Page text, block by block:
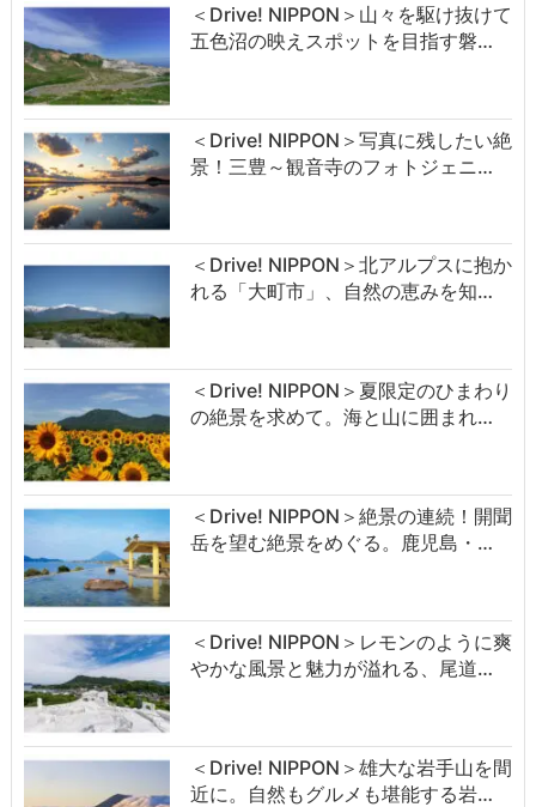
＜Drive! NIPPON＞山々を駆け抜けて
五色沼の映えスポットを目指す磐…
＜Drive! NIPPON＞写真に残したい絶
景！三豊～観音寺のフォトジェニ…
＜Drive! NIPPON＞北アルプスに抱か
れる「大町市」、自然の恵みを知…
＜Drive! NIPPON＞夏限定のひまわり
の絶景を求めて。海と山に囲まれ…
＜Drive! NIPPON＞絶景の連続！開聞
岳を望む絶景をめぐる。鹿児島・…
＜Drive! NIPPON＞レモンのように爽
やかな風景と魅力が溢れる、尾道…
＜Drive! NIPPON＞雄大な岩手山を間
近に。自然もグルメも堪能する岩…